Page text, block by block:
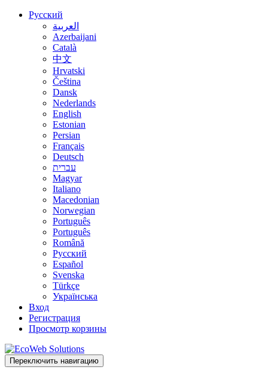
Русский
العربية
Azerbaijani
Català
中文
Hrvatski
Čeština
Dansk
Nederlands
English
Estonian
Persian
Français
Deutsch
עברית
Magyar
Italiano
Macedonian
Norwegian
Português
Português
Română
Русский
Español
Svenska
Türkçe
Українська
Вход
Регистрация
Просмотр корзины
Переключить навигацию